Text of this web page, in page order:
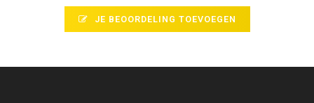
JE BEOORDELING TOEVOEGEN